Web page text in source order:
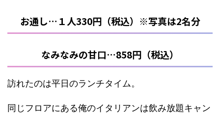
お通し…１人330円（税込）※写真は2名分
なみなみの甘口…858円（税込）
訪れたのは平日のランチタイム。
同じフロアにある俺のイタリアンは飲み放題キャン